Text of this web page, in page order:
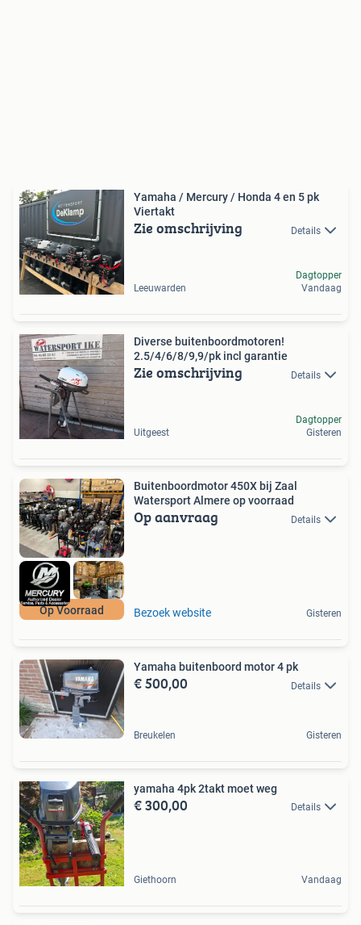
Yamaha / Mercury / Honda 4 en 5 pk
Viertakt
Zie omschrijving Details
Leeuwarden
Dagtopper
Vandaag
Diverse buitenboordmotoren!
2.5/4/6/8/9,9/pk incl garantie
Zie omschrijving Details
Uitgeest
Dagtopper
Gisteren
Op Voorraad
Buitenboordmotor 450X bij Zaal
Watersport Almere op voorraad
Op aanvraag Details
Bezoek website Gisteren
Yamaha buitenboord motor 4 pk
€ 500,00 Details
Breukelen Gisteren
yamaha 4pk 2takt moet weg
€ 300,00 Details
Giethoorn Vandaag